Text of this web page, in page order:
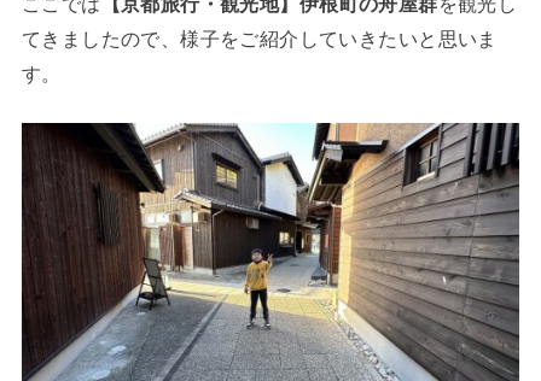
てきましたので、様子をご紹介していきたいと思いま
す。